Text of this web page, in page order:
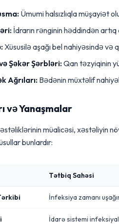
Ümumi halsızlıqla müşayiət
İdrarın rənginin həddindən artıq
Xüsusilə aşağı bel nahiyəsində və
Şəkər Şərbləri:Qan təzyiqinin
Ağrıları: Bədənin müxtəlif
və Yanaşmalar
müalicəsi, xəstəliyin
bunlardır:
Tətbiq Sahəsi
İnfeksiya zamanı
İdarə sistemi